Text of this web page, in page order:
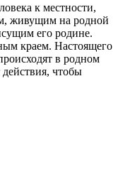
к местности,
живущим на родной
его родине.
краем. Настоящего
в родном
чтобы